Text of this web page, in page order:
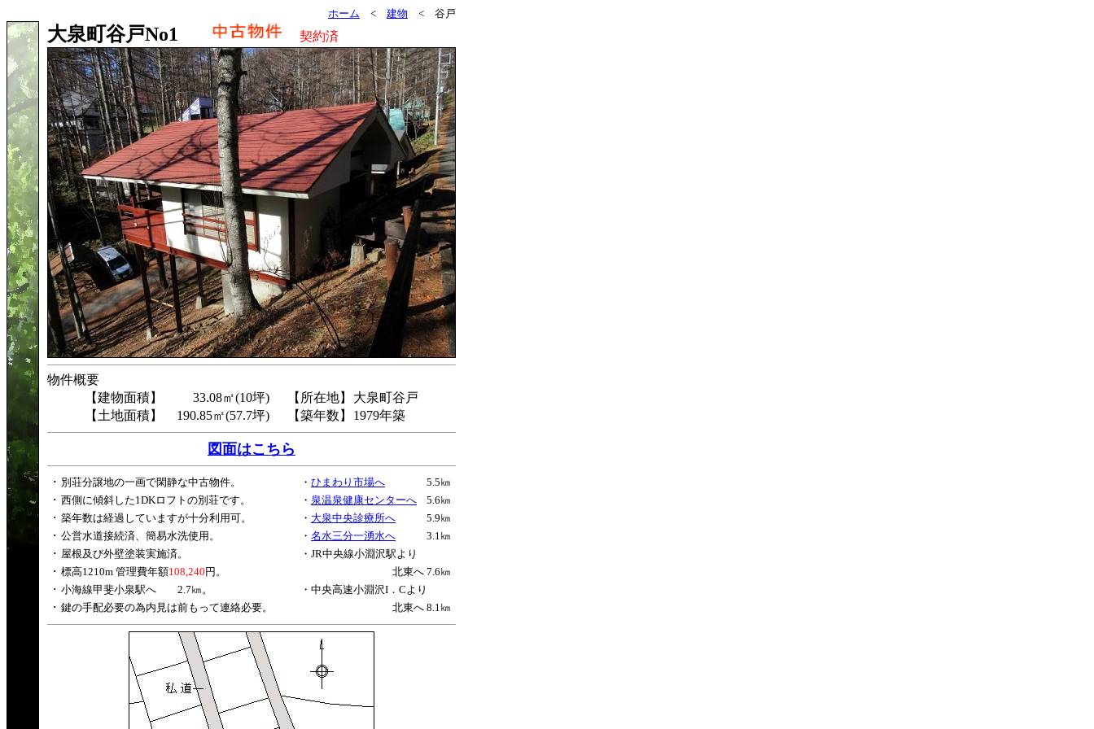
ホーム < 建物 < 谷戸
大泉町谷戸No1 契約済
物件概要
【建物面積】
33.08㎡(10坪) 【所在地】
大泉町谷戸
【土地面積】
190.85㎡(57.7坪) 【築年数】 1979年築
図面はこちら
･ 別荘分譲地の一画で閑静な中古物件。 ・ ひまわり市場へ
5.5㎞
･ 西側に傾斜した1DKロフトの別荘です。 ・ 泉温泉健康センターへ
5.6㎞
･ 築年数は経過していますが十分利用可。 ・ 大泉中央診療所へ
5.9㎞
･ 公営水道接続済、簡易水洗使用。 ・ 名水三分一湧水へ
3.1㎞
･ 屋根及び外壁塗装実施済。
・JR中央線小淵沢駅より
･ 標高1210m 管理費年額108,240 円。
北東へ 7.6㎞
･ 小海線甲斐小泉駅へ 2.7㎞。
・中央高速小淵沢I．Cより
･ 鍵の手配必要の為内見は前もって連絡必要。 北東へ 8.1㎞